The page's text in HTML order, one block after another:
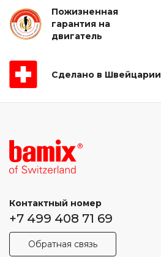
Пожизненная
гарантия на
двигатель
Сделано в Швейцарии
Контактный номер
+7 499 408 71 69
Обратная связь